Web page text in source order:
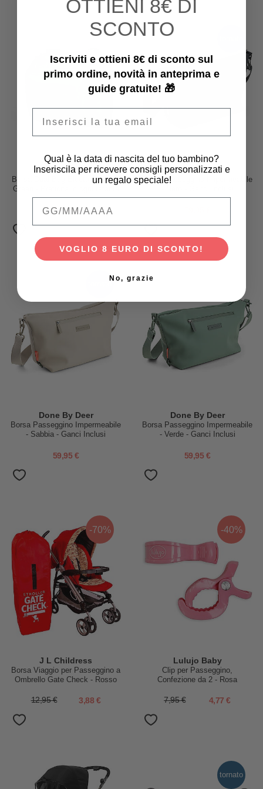
Inglesina
Borsa Dual Bag Electa - Murray
Green - Praticità in ogni Istante
95,00 €
Done By Deer
Borsa Passeggino Impermeabile
Done By Deer
Borsa Passeggino Impermeabile
- Sabbia - Ganci Inclusi
59,95 €
Done By Deer
Borsa Passeggino Impermeabile
- Verde - Ganci Inclusi
59,95 €
-70%
J L Childress
Borsa Viaggio per Passeggino a
Ombrello Gate Check - Rosso
12,95 € 3,88 €
-40%
Lulujo Baby
Clip per Passeggino,
Confezione da 2 - Rosa
7,95 € 4,77 €
tornato
OTTIENI 8€ DI
SCONTO
Iscriviti e ottieni 8€ di sconto sul
primo ordine, novità in anteprima e
guide gratuite! 🎁
Qual è la data di nascita del tuo bambino?
Inseriscila per ricevere consigli personalizzati e
un regalo speciale!
VOGLIO 8 EURO DI SCONTO!
No, grazie